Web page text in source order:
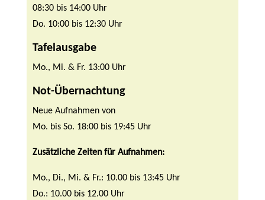
08:30 bis 14:00 Uhr
Do. 10:00 bis 12:30 Uhr
Tafelausgabe
Mo., Mi. & Fr. 13:00 Uhr
Not-Übernachtung
Neue Aufnahmen von
Mo. bis So. 18:00 bis 19:45 Uhr
Zusätzliche Zeiten für Aufnahmen:
Mo., Di., Mi. & Fr.: 10.00 bis 13:45 Uhr
Do.: 10.00 bis 12.00 Uhr